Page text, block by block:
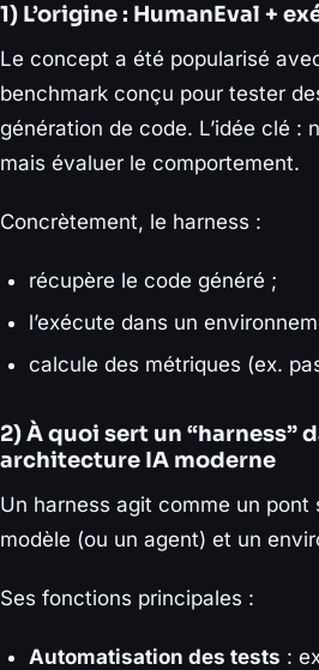
1) L’origine : HumanEval +
Le concept a été popularisé
benchmark conçu pour tester
génération de code. L’idée clé :
mais évaluer le comportement.
Concrètement, le harness :
récupère le code généré ;
l’exécute dans un
calcule des métriques (ex.
2) À quoi sert un “harness”
architecture IA moderne
Un harness agit comme un pont
modèle (ou un agent) et un
Ses fonctions principales :
Automatisation des tests :